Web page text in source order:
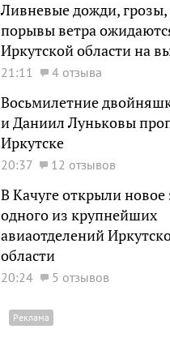
Ливневые дожди, грозы,
порывы ветра
Иркутской области на
21:11 4 отзыва
Восьмилетние
и Даниил Луньковы
Иркутске
20:37 12 отзывов
В Качуге открыли новое
одного из крупнейших
авиаотделений
области
20:24 5 отзывов